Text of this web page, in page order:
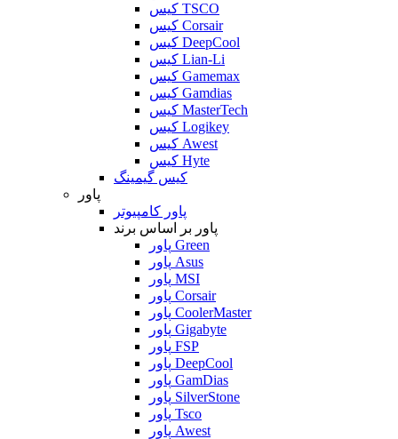
کیس TSCO
کیس Corsair
کیس DeepCool
کیس Lian-Li
کیس Gamemax
کیس Gamdias
کیس MasterTech
کیس Logikey
کیس Awest
کیس Hyte
کیس گیمینگ
پاور
پاور کامپیوتر
پاور بر اساس برند
پاور Green
پاور Asus
پاور MSI
پاور Corsair
پاور CoolerMaster
پاور Gigabyte
پاور FSP
پاور DeepCool
پاور GamDias
پاور SilverStone
پاور Tsco
پاور Awest